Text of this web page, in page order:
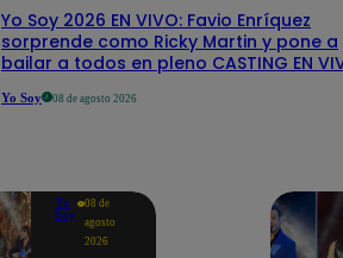
Yo Soy 2026 EN VIVO: Favio Enríquez
sorprende como Ricky Martin y pone a
bailar a todos en pleno CASTING EN
Yo Soy 08 de agosto 2026
Yo
Soy
08 de
agosto
2026